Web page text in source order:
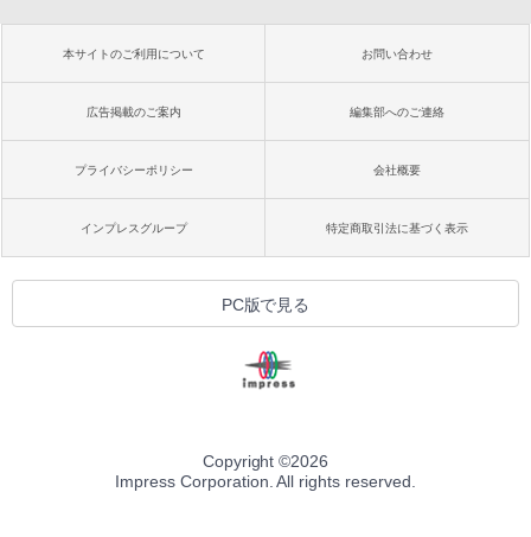
本サイトのご利用について お問い合わせ
広告掲載のご案内 編集部へのご連絡
プライバシーポリシー 会社概要
インプレスグループ 特定商取引法に基づく表示
PC版で見る
Copyright ©2026
Impress Corporation. All rights reserved.